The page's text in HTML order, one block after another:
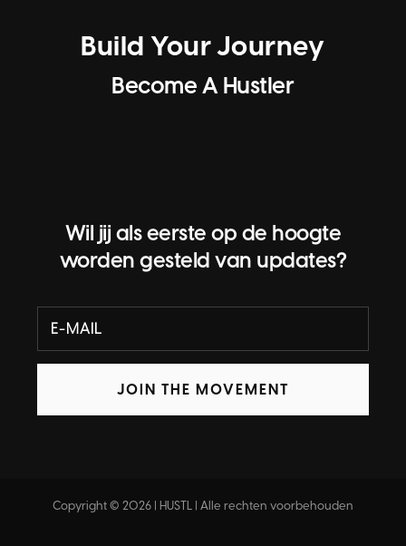
Build Your Journey
Become A Hustler
Wil jij als eerste op de hoogte
worden gesteld van updates?
JOIN THE MOVEMENT
Copyright © 2026 | HUSTL | Alle rechten voorbehouden